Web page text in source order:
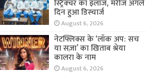
स्ट्रिक्चर का इलाज, मरीज अगले
दिन हुआ डिस्चार्ज
August 6, 2026
नेटफ्लिक्स के ‘लॉक अप: सच
या सज़ा’ का खिताब श्रेया
कालरा के नाम
August 6, 2026